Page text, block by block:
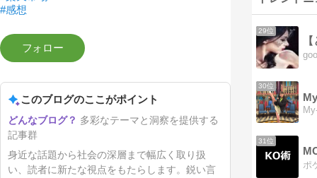
#感想
このブログのここがポイント
多彩なテーマと洞察を提供する
記事群
身近な話題から社会の深層まで幅広く取り扱
い、読者に新たな視点をもたらします。鋭い言
29位
30位
31位